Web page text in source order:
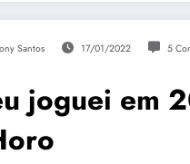
Santos 17/01/2022 5
joguei em